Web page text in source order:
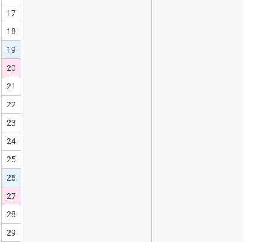
17
18
19
20
21
22
23
24
25
26
27
28
29